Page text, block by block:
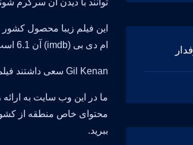
توانند با دیدن آن سرگرم
ام دی بی (imdb) آن 6.1 است.
Gil Kenan سعی داشتند فیلمی زیبا برای شما خلق کنند و حضور Paul Rudd, Carrie Coon, Finn Wolfhard خالی از لطف نیست.
ما در این وب سایت به ارائه
ببرید.